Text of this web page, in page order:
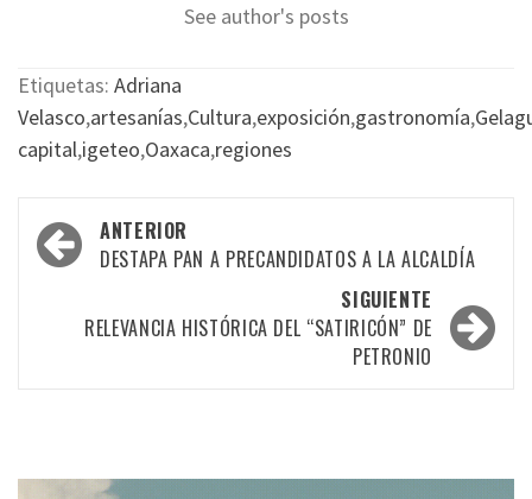
See author's posts
Etiquetas: Adriana
Velasco,artesanías,Cultura,exposición,gastronomía,
capital,igeteo,Oaxaca,regiones
Navegación
por
entradas
ANTERIOR
DESTAPA PAN A PRECANDIDATOS A LA ALCALDÍA
SIGUIENTE
RELEVANCIA HISTÓRICA DEL “SATIRICÓN” DE
PETRONIO